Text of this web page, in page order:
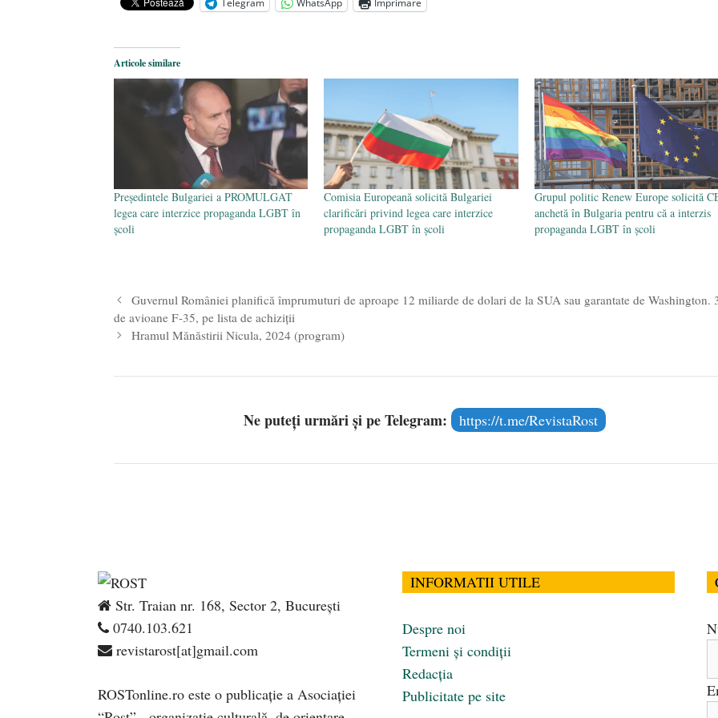
Legea Vexler produce efecte. Bustul poetului Octavian Goga, înlăturat din Iași
Articole similare
Președintele Bulgariei a PROMULGAT
legea care interzice propaganda LGBT în
școli
Comisia Europeană solicită Bulgariei
clarificări privind legea care interzice
propaganda LGBT în școli
Grupul politic Renew Europe solicită
anchetă în Bulgaria pentru că a interzis
propaganda LGBT în școli
Guvernul României planifică împrumuturi de aproape 12 miliarde de dolari de la SUA sau garantate de Washington.
de avioane F-35, pe lista de achiziții
Hramul Mănăstirii Nicula, 2024 (program)
Ne puteți urmări și pe Telegram: https://t.me/RevistaRost
Str. Traian nr. 168, Sector 2, București
0740.103.621
revistarost[at]gmail.com
ROSTonline.ro este o publicaţie a Asociaţiei
INFORMATII UTILE
Despre noi
Termeni și condiții
Redacția
Publicitate pe site